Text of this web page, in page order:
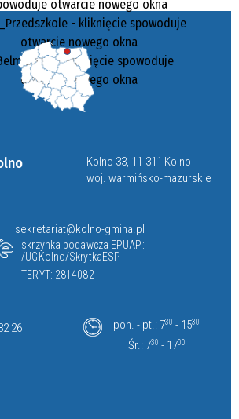
Kolno 33, 11-311 Kolno
woj. warmińsko-mazurskie
sekretariat@kolno-gmina.pl
skrzynka podawcza EPUAP:
/UGKolno/SkrytkaESP
TERYT: 2814082
26 pon. - pt.: 730 - 1530
Śr.: 730 - 1700